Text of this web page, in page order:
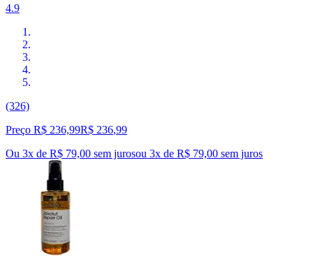
4.9
(326)
Preço R$ 236,99R$ 236,99
Ou 3x de R$ 79,00 sem jurosou 3x de R$ 79,00 sem juros